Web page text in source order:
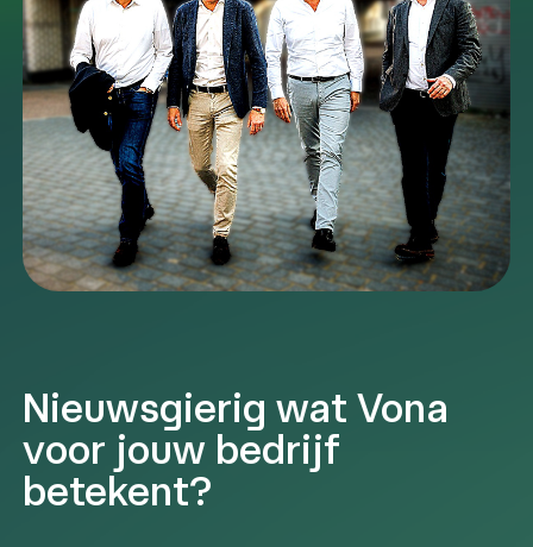
Nieuwsgierig wat Vona
voor jouw bedrijf
betekent?